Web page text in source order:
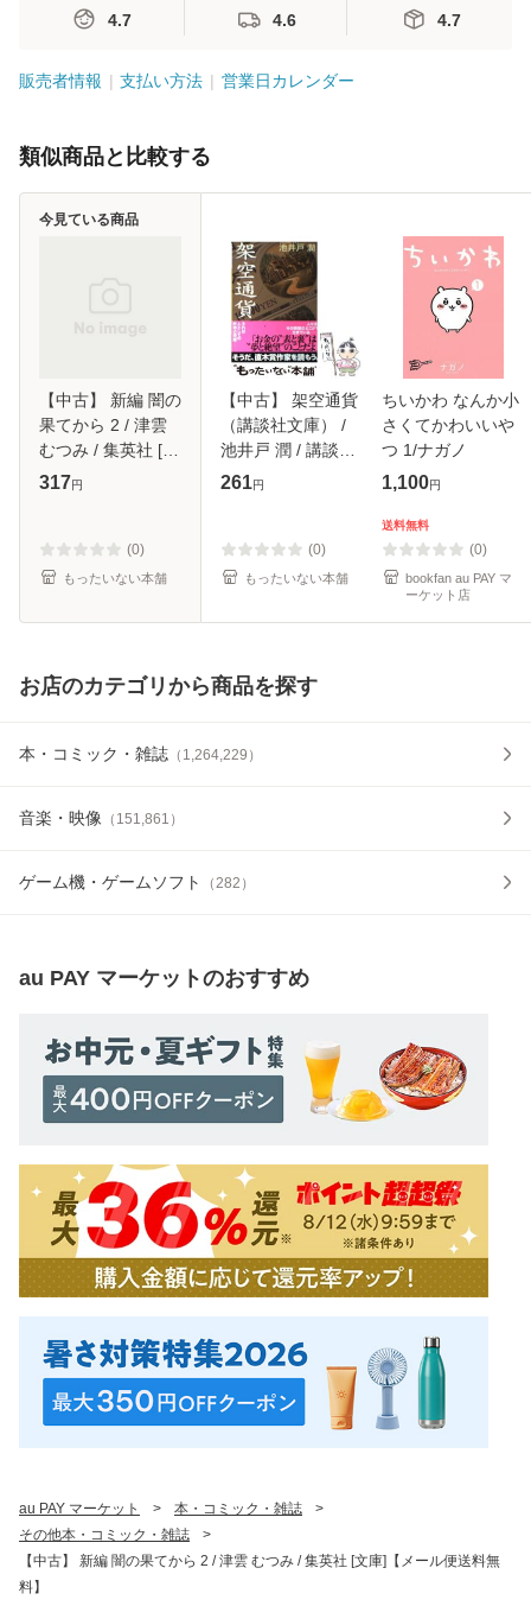
4.7 4.6 4.7
販売者情報 支払い方法 営業日カレンダー
類似商品と比較する
【中古】 新編 闇の
果てから 2 / 津雲
むつみ / 集英社 [文
庫]【メール便送料
317円
(0)
もったいない本舗
今見ている商品
【中古】 架空通貨
（講談社文庫） /
池井戸 潤 / 講談社
[文庫]【メール便送
261円
(0)
もったいない本舗
ちいかわ なんか小
さくてかわいいや
つ 1/ナガノ
1,100円
送料無料
(0)
bookfan au PAY マ
ーケット店
お店のカテゴリから商品を探す
本・コミック・雑誌 （ 1,264,229 ）
音楽・映像 （ 151,861 ）
ゲーム機・ゲームソフト （282 ）
au PAY マーケットのおすすめ
au PAY マーケット > 本・コミック・雑誌
>
その他本・コミック・雑誌
>
【中古】 新編 闇の果てから 2 / 津雲 むつみ / 集英社 [文庫]【メール便送料無
料】